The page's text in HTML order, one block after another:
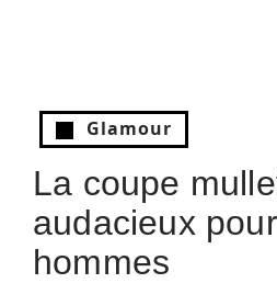
Glamour
La coupe
audacieux
hommes